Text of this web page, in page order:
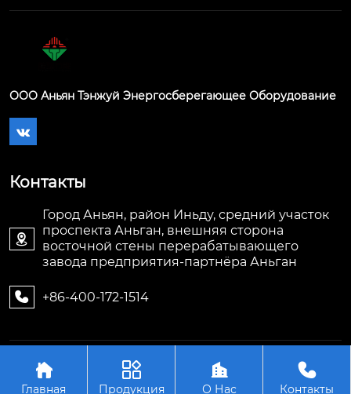
ООО Аньян Тэнжуй Энергосберегающее Оборудование

Контакты

Город Аньян, район Иньду, средний участок
проспекта Аньган, внешняя сторона
восточной стены перерабатывающего
завода предприятия-партнёра Аньган
 +86-400-172-1514
Авторское право©ООО Аньян Тэнжуй
Энергосберегающее Оборудование

Главная

Продукция

О Нас

Контакты